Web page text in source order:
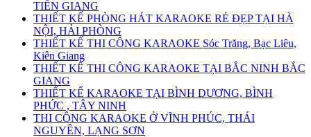
TIỀN GIANG
THIẾT KẾ PHÒNG HÁT KARAOKE RẺ ĐẸP TẠI HÀ
NỘI, HẢI PHÒNG
THIẾT KẾ THI CÔNG KARAOKE Sóc Trăng, Bạc Liêu,
Kiên Giang
THIẾT KẾ THI CÔNG KARAOKE TẠI BẮC NINH BẮC
GIANG
THIẾT KẾ KARAOKE TẠI BÌNH DƯƠNG, BÌNH
PHỨC , TÂY NINH
THI CÔNG KARAOKE Ở VĨNH PHÚC, THÁI
NGUYÊN, LẠNG SƠN